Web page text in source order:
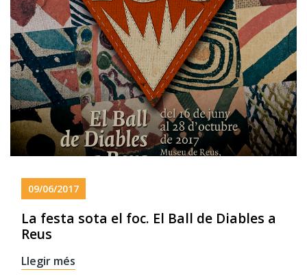
09/06/2017
La festa sota el foc. El Ball de Diables a
Reus
Llegir més